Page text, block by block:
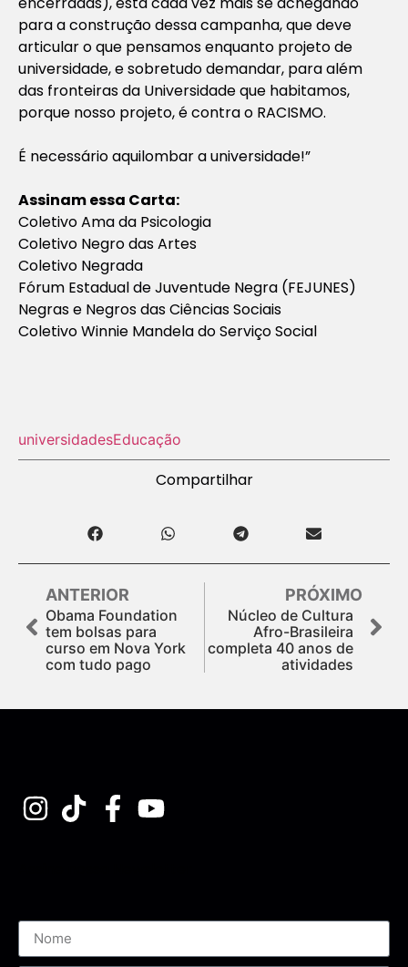
para a construção dessa campanha, que deve
articular o que pensamos enquanto projeto de
universidade, e sobretudo demandar, para além
das fronteiras da Universidade que habitamos,
porque nosso projeto, é contra o RACISMO.
É necessário aquilombar a universidade!”
Assinam essa Carta:
Coletivo Ama da Psicologia
Coletivo Negro das Artes
Coletivo Negrada
Fórum Estadual de Juventude Negra (FEJUNES)
Negras e Negros das Ciências Sociais
Coletivo Winnie Mandela do Serviço Social
universidadesEducação
Compartilhar
ANTERIOR
Obama Foundation
tem bolsas para
curso em Nova York
com tudo pago
PRÓXIMO
Núcleo de Cultura
Afro-Brasileira
completa 40 anos de
atividades